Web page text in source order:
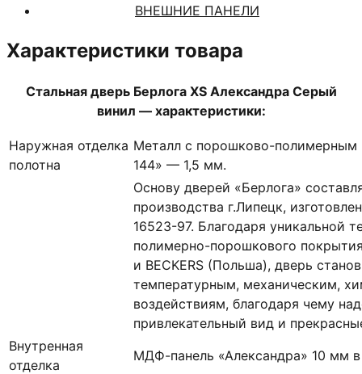
ВНЕШНИЕ ПАНЕЛИ
Характеристики товара
Стальная дверь Берлога ХS Александра Серый
винил — характеристики:
Наружная отделка
полотна
Металл с порошково-полимерным
144» — 1,5 мм.
Основу дверей «Берлога»
производства г.Липецк,
16523-97. Благодаря уникальной
полимерно-порошкового
и BECKERS (Польша), дверь
температурным, механическим,
воздействиям, благодаря чему
привлекательный вид и
Внутренная
отделка
МДФ-панель «Александра» 10 мм